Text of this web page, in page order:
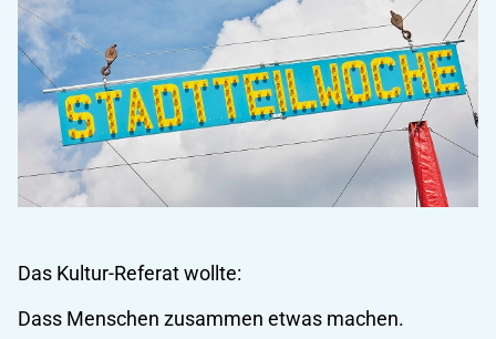
Das Kultur-Referat wollte:
Dass Menschen zusammen etwas machen.